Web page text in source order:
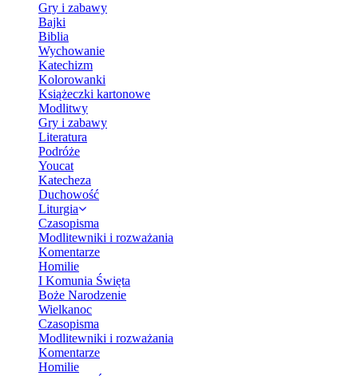
Gry i zabawy
Bajki
Biblia
Wychowanie
Katechizm
Kolorowanki
Książeczki kartonowe
Modlitwy
Gry i zabawy
Literatura
Podróże
Youcat
Katecheza
Duchowość
Liturgia
Czasopisma
Modlitewniki i rozważania
Komentarze
Homilie
I Komunia Święta
Boże Narodzenie
Wielkanoc
Czasopisma
Modlitewniki i rozważania
Komentarze
Homilie